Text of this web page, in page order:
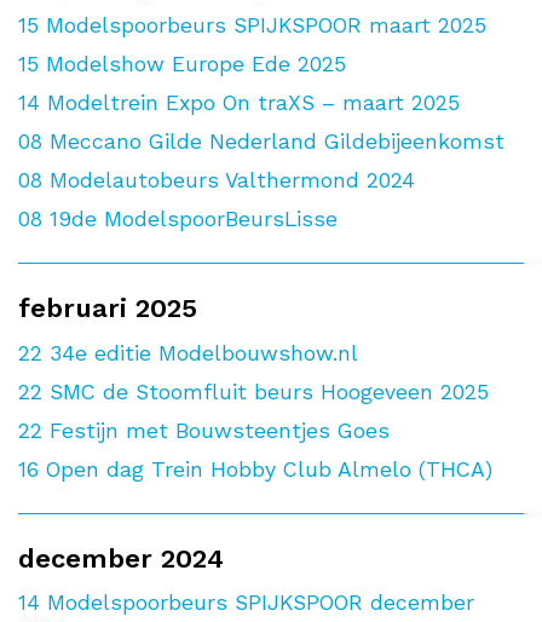
15 Modelspoorbeurs SPIJKSPOOR maart 2025
15 Modelshow Europe Ede 2025
14 Modeltrein Expo On traXS – maart 2025
08 Meccano Gilde Nederland Gildebijeenkomst
08 Modelautobeurs Valthermond 2024
08 19de ModelspoorBeursLisse
februari 2025
22 34e editie Modelbouwshow.nl
22 SMC de Stoomfluit beurs Hoogeveen 2025
22 Festijn met Bouwsteentjes Goes
16 Open dag Trein Hobby Club Almelo (THCA)
december 2024
14 Modelspoorbeurs SPIJKSPOOR december